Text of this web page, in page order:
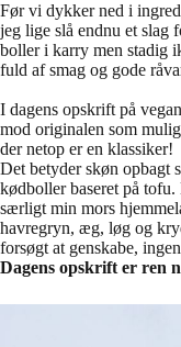
Før vi dykker ned i
jeg lige slå endnu et slag
boller i karry men stadig
fuld af smag og gode
I dagens opskrift på
mod originalen som
der netop er en klassiker!
Det betyder skøn opbagt
kødboller baseret på
særligt min mors
havregryn, æg, løg og
forsøgt at genskabe,
Dagens opskrift er ren